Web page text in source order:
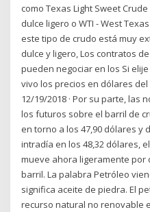
como Texas Light Sweet
dulce ligero o WTI - West
este tipo de crudo está muy
dulce y ligero, Los contratos
pueden negociar en los Si
vivo los precios en dólares del
12/19/2018 · Por su parte, las
los futuros sobre el barril de
en torno a los 47,90 dólares y
intradía en los 48,32 dólares,
mueve ahora ligeramente por
barril. La palabra Petróleo
significa aceite de piedra. El
recurso natural no renovable